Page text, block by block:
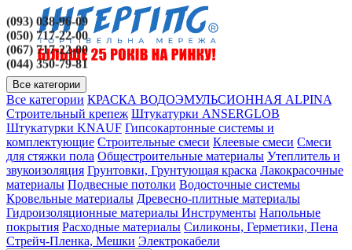
(093) 038-96-09
(050) 717-22-00
(067) 717-22-00
(044) 350-79-81
Все категории
Все категории КРАСКА ВОДОЭМУЛЬСИОННАЯ ALPINA
Строительный крепеж Штукатурки ANSERGLOB
Штукатурки KNAUF Гипсокартонные системы и
комплектующие Строительные смеси Клеевые смеси Смеси
для стяжки пола Общестроительные материалы Утеплитель и
звукоизоляция Грунтовки, Грунтующая краска Лакокрасочные
материалы Подвесные потолки Водосточные системы
Кровельные материалы Древесно-плитные материалы
Гидроизоляционные материалы Инструменты Напольные
покрытия Расходные материалы Силиконы, Герметики, Пена
Стрейч-Пленка, Мешки Электрокабели